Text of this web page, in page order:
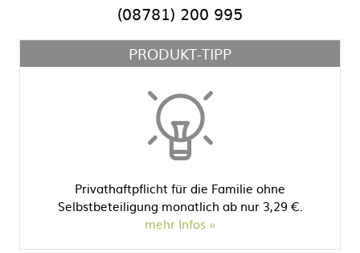
(08781) 200 995
PRODUKT-TIPP
Privathaftpflicht für die Familie ohne
Selbstbeteiligung monatlich ab nur 3,29 €.
mehr Infos